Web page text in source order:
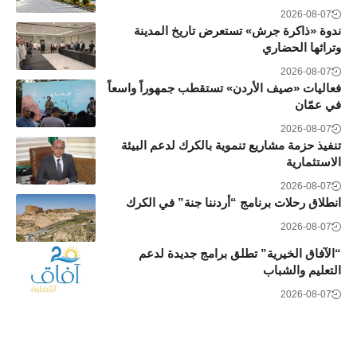
2026-08-07
ندوة «ذاكرة جرش» تستعرض تاريخ المدينة
وتراثها الحضاري
2026-08-07
فعاليات «صيف الأردن» تستقطب جمهوراً واسعاً
في عمّان
2026-08-07
تنفيذ حزمة مشاريع تنموية بالكرك لدعم البيئة
الاستثمارية
2026-08-07
انطلاق رحلات برنامج “أردننا جنة” في الكرك
2026-08-07
“الآفاق الخيرية” تطلق برامج جديدة لدعم
التعليم والشباب
2026-08-07